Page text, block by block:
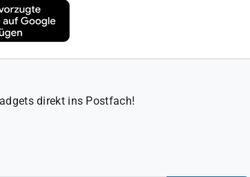
direkt ins Postfach!